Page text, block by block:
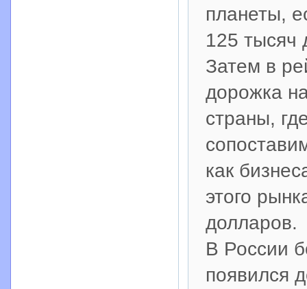
планеты,
125 тысяч
Затем в
дорожка
страны,
как
этого
долларов.
В России
появился